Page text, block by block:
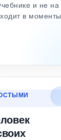
и не на
в моменты,